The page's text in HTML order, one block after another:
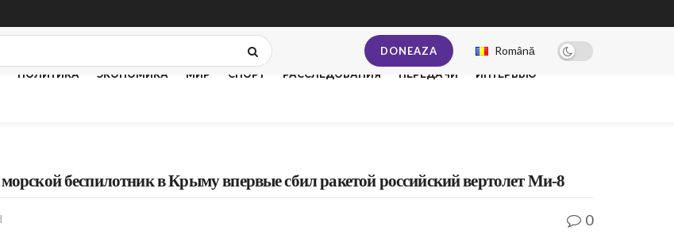
DONEAZA Română
ПОЛИТИКА ЭКОНОМИКА МИР СПОРТ РАССЛЕДОВАНИЯ ПЕРЕДАЧИ ИНТЕРВЬЮ
беспилотник в Крыму впервые сбил ракетой российский вертолет Ми-8
0